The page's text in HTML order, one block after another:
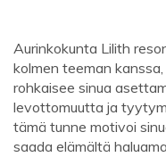
Aurinkokunta Lilith
kolmen teeman
rohkaisee sinua
levottomuutta ja
tämä tunne motivoi
saada elämältä